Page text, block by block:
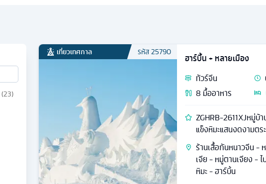
23
เที่ยวเทศกาล รหัส25790
ฮาร์บิ้น + หลายเมือง
ทัวร์จีน
8 มื้ออาหาร
ZGHRB-2611XJหมู่บ้
แข็งหิมะแสนงดงามตร
ร้านเสื้อกันหนาวจีน -
เจีย - หมู่ตานเจียง -
หิมะ - ฮาร์บิ้น